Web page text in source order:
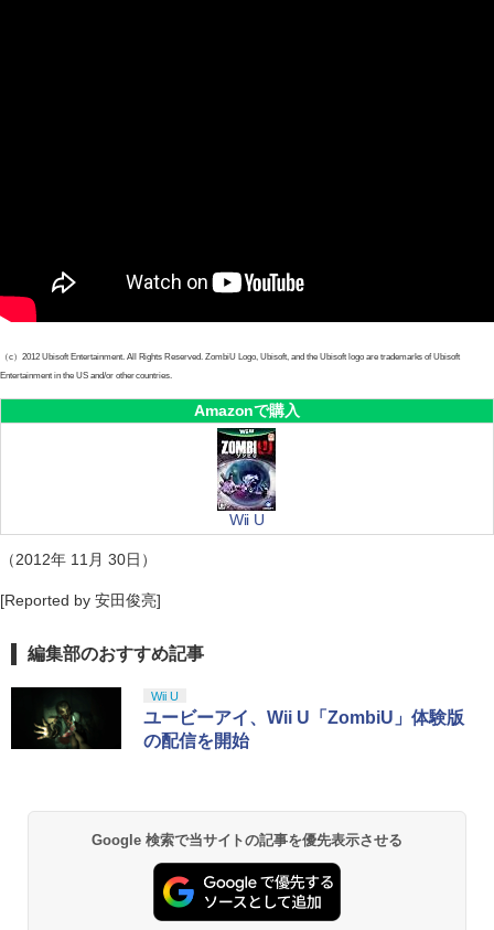
（c）2012 Ubisoft Entertainment. All Rights Reserved. ZombiU Logo, Ubisoft, and the Ubisoft logo are trademarks of Ubisoft
Entertainment in the US and/or other countries.
Amazonで購入
Wii U
（2012年 11月 30日）
[Reported by 安田俊亮]
編集部のおすすめ記事
Wii U
ユービーアイ、Wii U「ZombiU」体験版
の配信を開始
Google 検索で当サイトの記事を優先表示させる